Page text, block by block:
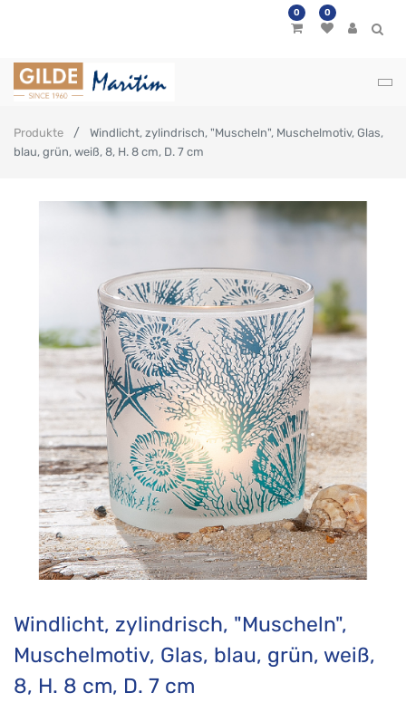
0 0
Produkte
Windlicht, zylindrisch, "Muscheln", Muschelmotiv, Glas,
blau, grün, weiß, 8, H. 8 cm, D. 7 cm
Windlicht, zylindrisch, "Muscheln",
Muschelmotiv, Glas, blau, grün, weiß,
8, H. 8 cm, D. 7 cm